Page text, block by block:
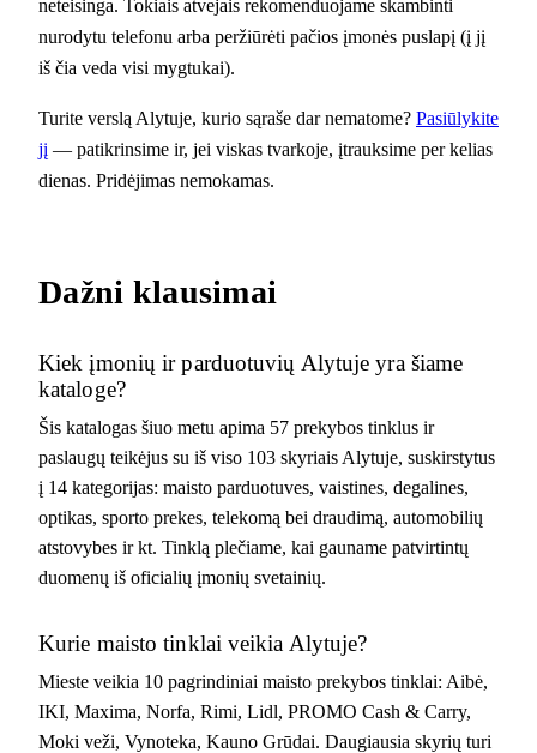
neteisinga. Tokiais atvejais rekomenduojame skambinti
nurodytu telefonu arba peržiūrėti pačios įmonės puslapį (į jį
iš čia veda visi mygtukai).
Turite verslą Alytuje, kurio sąraše dar nematome? Pasiūlykite
jį — patikrinsime ir, jei viskas tvarkoje, įtrauksime per kelias
dienas. Pridėjimas nemokamas.
Dažni klausimai
Kiek įmonių ir parduotuvių Alytuje yra šiame
kataloge?
Šis katalogas šiuo metu apima 57 prekybos tinklus ir
paslaugų teikėjus su iš viso 103 skyriais Alytuje, suskirstytus
į 14 kategorijas: maisto parduotuves, vaistines, degalines,
optikas, sporto prekes, telekomą bei draudimą, automobilių
atstovybes ir kt. Tinklą plečiame, kai gauname patvirtintų
duomenų iš oficialių įmonių svetainių.
Kurie maisto tinklai veikia Alytuje?
Mieste veikia 10 pagrindiniai maisto prekybos tinklai: Aibė,
IKI, Maxima, Norfa, Rimi, Lidl, PROMO Cash & Carry,
Moki veži, Vynoteka, Kauno Grūdai. Daugiausia skyrių turi